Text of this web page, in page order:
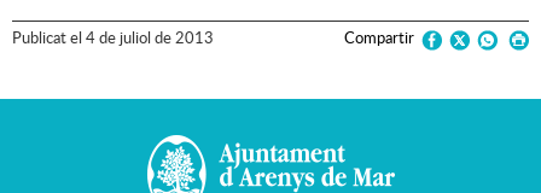
Publicatel 4dejuliol de2013 Compartir